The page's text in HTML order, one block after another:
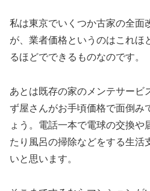
私は東京でいくつか古家の全面
が、業者価格というのはこれほ
るほどでできるものなのです。
あとは既存の家のメンテサービ
ず屋さんがお手頃価格で面倒み
ょう。電話一本で電球の交換や
たり風呂の掃除などをする生活
いと思います。